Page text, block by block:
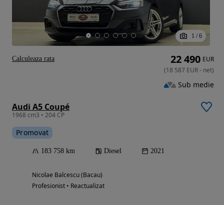
1 / 6
Audi A5 Coupé
1968 cm3 • 204 CP
Promovat
183 758 km Diesel 2021
Nicolae Balcescu (Bacau)
Profesionist • Reactualizat
22 490 EUR
(18 587 EUR- net)
Sub medie
Calculeaza rata